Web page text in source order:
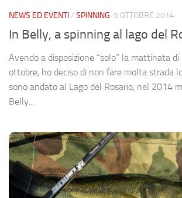
NEWS ED EVENTI/ SPINNING 5 OTTOBRE 2014
In Belly, a spinning al lago del
Avendo a disposizione “solo” la mattinata di
ottobre, ho deciso di non fare molta strada
sono andato al Lago del Rosario, nel 2014
Belly...